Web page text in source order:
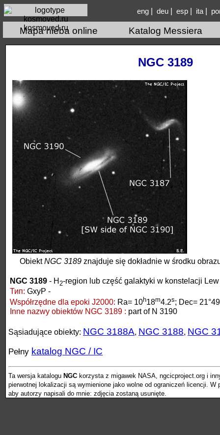
kosmoved.ru
eng| deu| esp| ita|
Mapa nieba online Katalog Messiera
NGC 3189
ObiektNGC 3189 znajduje się dokładnie w środku
NGC 3189 - H 2-region lub część galaktyki w konstelacji Lew
Тип: GxyP -
Współrzędne dla epoki J2000: Ra= 10h18m4.2s; Dec=
Inne nazwy obiektów NGC 3189 : part of N 3190
Sąsiadujące obiekty: NGC 3188A, NGC 3188, NGC
Pełny katalog NGC / IC
Ta wersja katalogu NGC korzysta z migawek NASA, ngcicproject.org i
pierwotnej lokalizacji są wymienione jako wolne od ograniczeń licencji. W
aby autorzy napisali do mnie: zdjęcia zostaną usunięte.